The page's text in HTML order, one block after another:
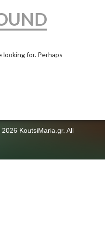
looking for. Perhaps
KoutsiMaria.gr. All